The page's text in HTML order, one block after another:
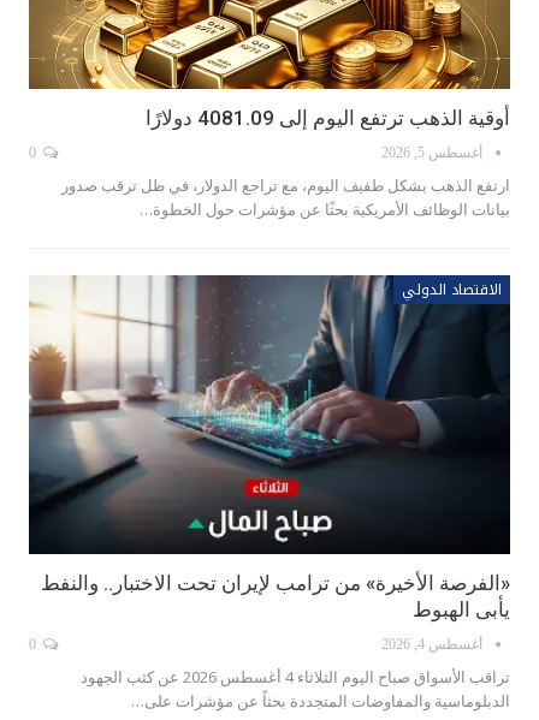
أوقية الذهب ترتفع اليوم إلى 4081.09 دولارًا
أغسطس 5, 2026
ارتفع الذهب ‌بشكل طفيف اليوم، مع تراجع الدولار، في ظل ترقب صدور
بيانات الوظائف الأمريكية بحثًا عن مؤشرات حول الخطوة…
الاقتصاد الدولي
«الفرصة الأخيرة» من ترامب لإيران تحت الاختبار.. والنفط
يأبى الهبوط
أغسطس 4, 2026
تراقب الأسواق صباح اليوم الثلاثاء 4 أغسطس 2026 عن كثب الجهود
الدبلوماسية والمفاوضات المتجددة بحثاً عن مؤشرات على…